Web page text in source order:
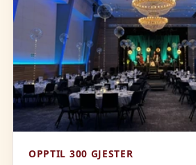
OPPTIL 300 GJESTER